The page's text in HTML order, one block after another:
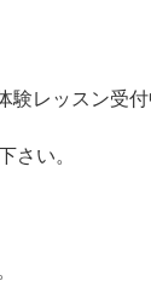
レッスン受付
さい。